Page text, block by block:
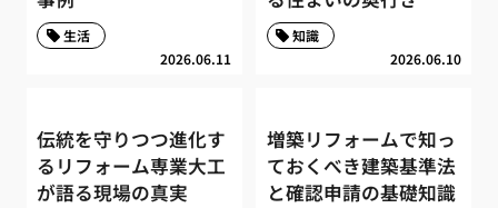
2026.06.11
生活
2026.06.10
知識
伝統を守りつつ進化す
るリフォーム専業大工
が語る現場の真実
増築リフォームで知っ
ておくべき建築基準法
と確認申請の基礎知識